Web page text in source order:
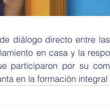
diálogo directo entre
en casa y la
participaron por su
en la formación integral